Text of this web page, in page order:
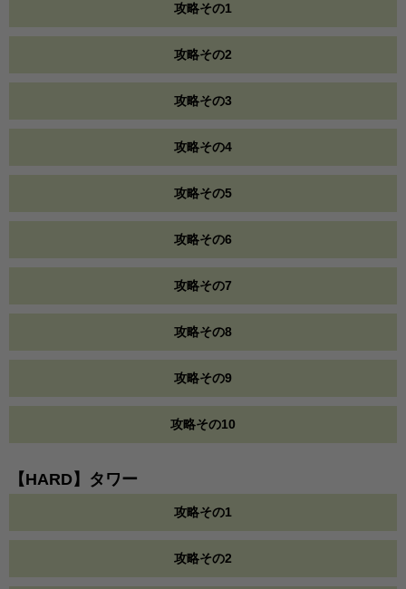
攻略その1
攻略その2
攻略その3
攻略その4
攻略その5
攻略その6
攻略その7
攻略その8
攻略その9
攻略その10
【HARD】タワー
攻略その1
攻略その2